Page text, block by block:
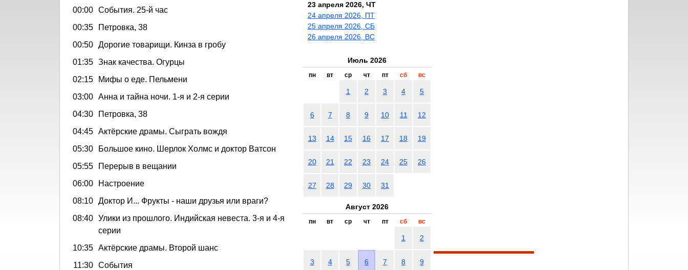
00:00 События. 25-й час
00:35
Петровка, 38
00:50 Дорогие товарищи. Кинза в гробу
01:35 Знак качества. Огурцы
02:15
Мифы о еде. Пельмени
03:00 Анна и тайна ночи. 1-я и 2-я серии
04:30
Петровка, 38
04:45 Актёрские драмы. Сыграть вождя
05:30
Большое кино. Шерлок Холмс и доктор Ватсон
05:55
Перерыв в вещании
06:00
Настроение
08:10 Доктор И... Фрукты - наши друзья или враги?
08:40 Улики из прошлого. Индийская невеста. 3-я и 4-я
серии
10:35 Актёрские драмы. Второй шанс
11:30 События
23 апреля 2026, ЧТ
24 апреля 2026, ПТ
25 апреля 2026, СБ
26 апреля 2026, ВС
Июль 2026
пн вт ср чт пт сб вс
1 2 3 4 5
6 7 8 9 10 11 12
13 14 15 16 17 18 19
20 21 22 23 24 25 26
27 28 29 30 31
Август 2026
пн вт ср чт пт сб вс
1 2
3 4 5 6 7 8 9